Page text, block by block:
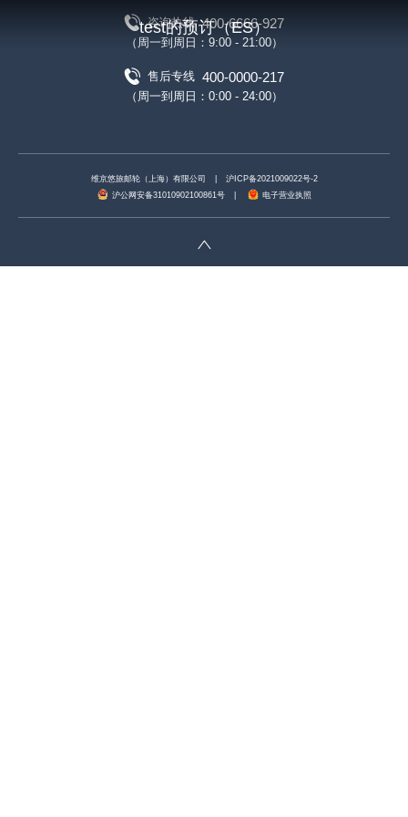
test的预订（ES）
咨询热线 400-6666-927
（周一到周日：9:00 - 21:00）
售后专线 400-0000-217
（周一到周日：0:00 - 24:00）
维京悠旅邮轮（上海）有限公司
沪ICP备2021009022号-2
沪公网安备31010902100861号
电子营业执照